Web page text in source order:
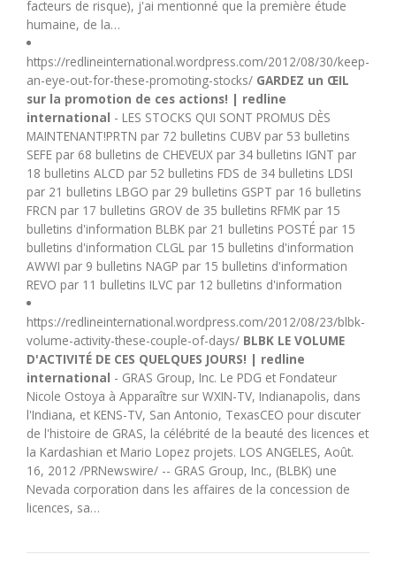
facteurs de risque), j'ai mentionné que la première étude
humaine, de la…
https://redlineinternational.wordpress.com/2012/08/30/keep-
an-eye-out-for-these-promoting-stocks/ GARDEZ un ŒIL
sur la promotion de ces actions! | redline
international - LES STOCKS QUI SONT PROMUS DÈS
MAINTENANT!PRTN par 72 bulletins CUBV par 53 bulletins
SEFE par 68 bulletins de CHEVEUX par 34 bulletins IGNT par
18 bulletins ALCD par 52 bulletins FDS de 34 bulletins LDSI
par 21 bulletins LBGO par 29 bulletins GSPT par 16 bulletins
FRCN par 17 bulletins GROV de 35 bulletins RFMK par 15
bulletins d'information BLBK par 21 bulletins POSTÉ par 15
bulletins d'information CLGL par 15 bulletins d'information
AWWI par 9 bulletins NAGP par 15 bulletins d'information
REVO par 11 bulletins ILVC par 12 bulletins d'information
https://redlineinternational.wordpress.com/2012/08/23/blbk-
volume-activity-these-couple-of-days/ BLBK LE VOLUME
D'ACTIVITÉ DE CES QUELQUES JOURS! | redline
international - GRAS Group, Inc. Le PDG et Fondateur
Nicole Ostoya à Apparaître sur WXIN-TV, Indianapolis, dans
l'Indiana, et KENS-TV, San Antonio, TexasCEO pour discuter
de l'histoire de GRAS, la célébrité de la beauté des licences et
la Kardashian et Mario Lopez projets. LOS ANGELES, Août.
16, 2012 /PRNewswire/ -- GRAS Group, Inc., (BLBK) une
Nevada corporation dans les affaires de la concession de
licences, sa…